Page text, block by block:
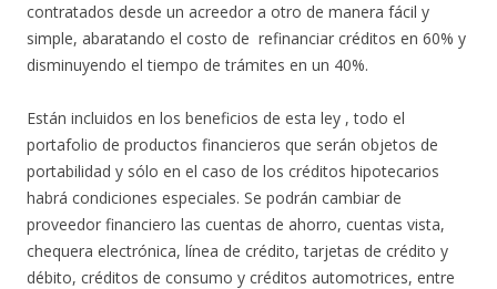
contratados desde un acreedor a otro de manera fácil y
simple, abaratando el costo de refinanciar créditos en 60% y
disminuyendo el tiempo de trámites en un 40%.
Están incluidos en los beneficios de esta ley , todo el
portafolio de productos financieros que serán objetos de
portabilidad y sólo en el caso de los créditos hipotecarios
habrá condiciones especiales. Se podrán cambiar de
proveedor financiero las cuentas de ahorro, cuentas vista,
chequera electrónica, línea de crédito, tarjetas de crédito y
débito, créditos de consumo y créditos automotrices, entre